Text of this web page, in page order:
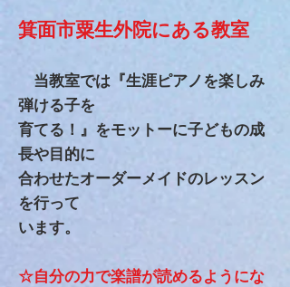
箕面市粟生外院にある教室
当教室では『生涯ピアノを楽しみ
弾ける子を
育てる！』をモットーに子どもの成
長や目的に
合わせたオーダーメイドのレッスン
を行って
います。
☆自分の力で楽譜が読めるようにな